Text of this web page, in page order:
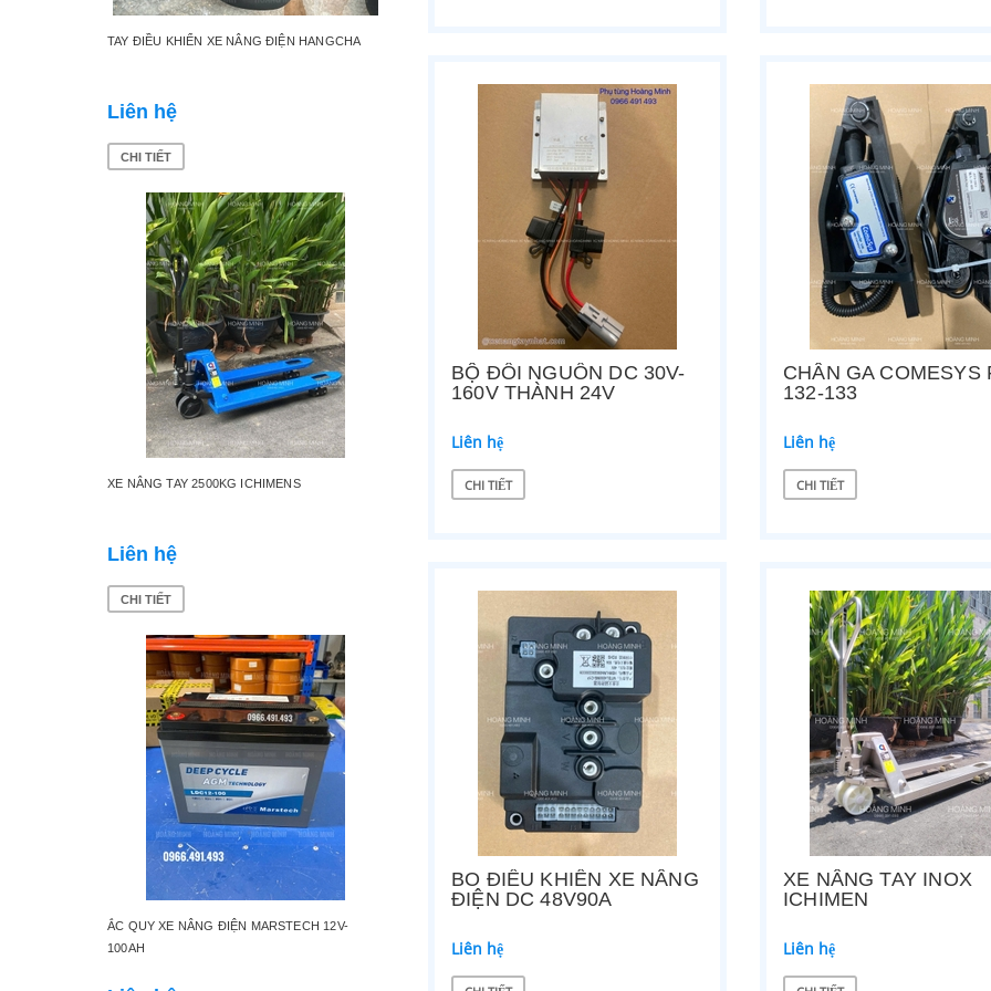
BỘ ĐỔI NGUỒN DC 30V-
160V THÀNH 24V
Liên hệ
CHI TIẾT
CHÂN GA COMESYS
132-133
Liên hệ
CHI TIẾT
BO ĐIỀU KHIỂN XE NÂNG
ĐIỆN DC 48V90A
Liên hệ
XE NÂNG TAY INOX
ICHIMEN
Liên hệ
TAY ĐIỀU KHIỂN XE NÂNG ĐIỆN HANGCHA
Liên hệ
CHI TIẾT
XE NÂNG TAY 2500KG ICHIMENS
Liên hệ
CHI TIẾT
ẮC QUY XE NÂNG ĐIỆN MARSTECH 12V-
100AH
ĐẢO CHIỀU ĐỘNG CƠ DC182-3
Liên hệ
CHI TIẾT
BỘ CÙM BÁNH XE ĐIỆN DẮT TAY
CHI TIẾT